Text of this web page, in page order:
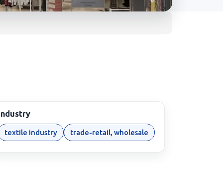
textile industry trade-retail, wholesale